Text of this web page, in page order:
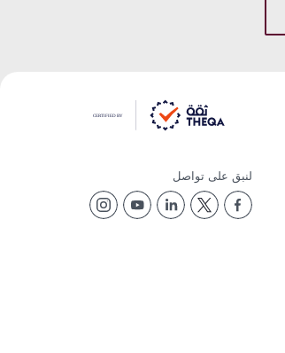
لنبق على تواصل